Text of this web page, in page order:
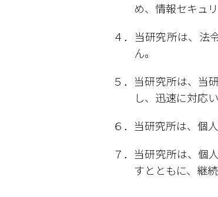
め、情報セキュ
４．当研究所は、法
ん。
５．当研究所は、当
し、迅速に対応
６．当研究所は、個
７．当研究所は、個
すとともに、継